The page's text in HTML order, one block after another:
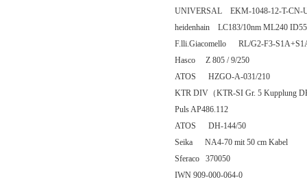
UNIVERSAL EKM-1048-12-T-CN-
heidenhain LC183/10nm ML240
F.lli.Giacomello RL/G2-F3-
Hasco Z 805 / 9/250
ATOS HZGO-A-031/210
KTR DIV（KTR-SI Gr. 5 Kupplung
Puls AP486.112
ATOS DH-144/50
Seika NA4-70 mit 50 cm Kabel
Sferaco 370050
IWN 909-000-064-0